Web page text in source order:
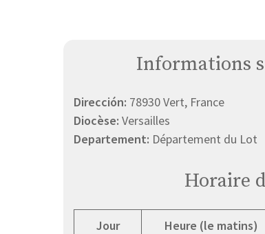
Informations
Dirección: 78930 Vert, France
Diocèse: Versailles
Departement: Département du Lot
Horaire
Jour Heure (le matins)